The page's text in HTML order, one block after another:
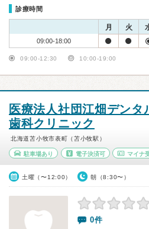
診療時間
月 火
09:00-18:00
09:00-12:30 10:00-19:00
医療法人社団江畑デンタ
歯科クリニック
北海道苫小牧市表町（苫小牧駅）
駐車場あり 電子決済可 マイナ
土曜（〜12:00） 朝（8:30〜）
0件